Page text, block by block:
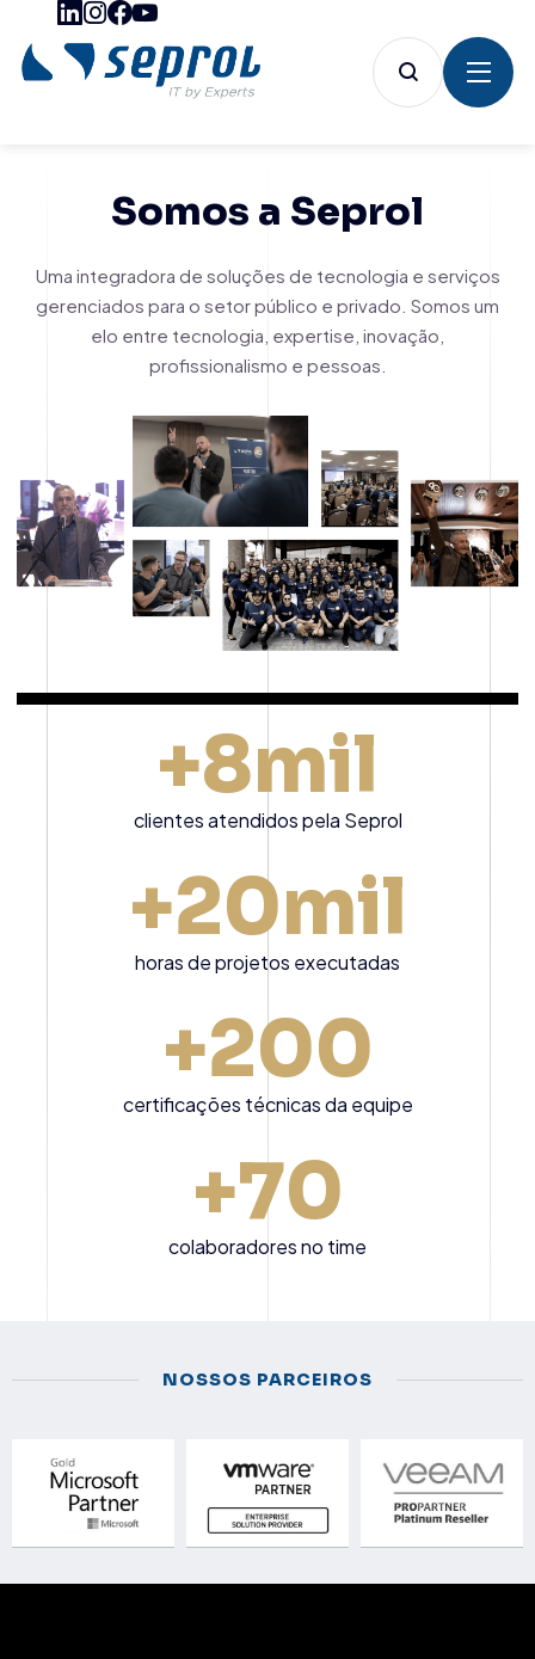
Somos a Seprol
Uma integradora de soluções de tecnologia e serviços
gerenciados para o setor público e privado. Somos um
elo entre tecnologia, expertise, inovação,
profissionalismo e pessoas.
+8mil
clientes atendidos pela Seprol
+20mil
horas de projetos executadas
+200
certificações técnicas da equipe
+70
colaboradores no time
NOSSOS PARCEIROS